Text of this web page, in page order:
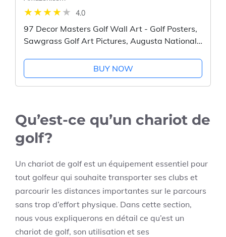
4.0
97 Decor Masters Golf Wall Art - Golf Posters,
Sawgrass Golf Art Pictures, Augusta National
Bedroom Decoration...BUY NOW
Qu’est-ce qu’un chariot de
golf?
Un chariot de golf est un équipement essentiel pour
tout golfeur qui souhaite transporter ses clubs et
parcourir les distances importantes sur le parcours
sans trop d’effort physique. Dans cette section,
nous vous expliquerons en détail ce qu’est un
chariot de golf, son utilisation et ses